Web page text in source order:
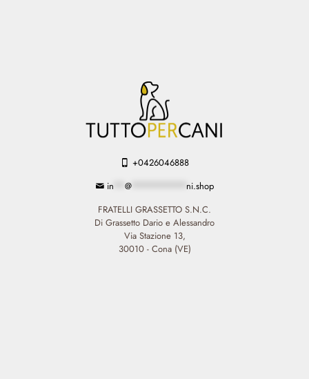
+0426046888
in
@
ni.shop
FRATELLI GRASSETTO S.N.C.
Di Grassetto Dario e Alessandro
Via Stazione 13,
30010 - Cona (VE)